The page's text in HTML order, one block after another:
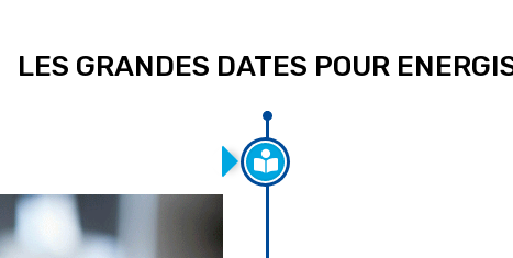
LES GRANDES DATES POUR